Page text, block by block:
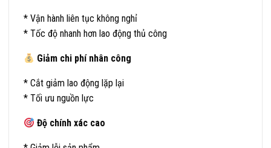
* Vận hành liên tục không nghỉ
* Tốc độ nhanh hơn lao động thủ công
Giảm chi phí nhân công
* Cắt giảm lao động lặp lại
* Tối ưu nguồn lực
Độ chính xác cao